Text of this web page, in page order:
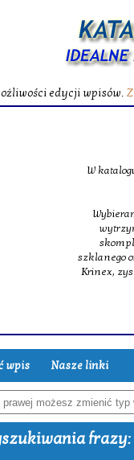
edycji wpisów.
W
szklanego
Krinex,
wpis Nasze linki
frazy: